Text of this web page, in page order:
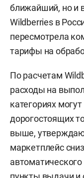
ближайший, но и
Wildberries в
пересмотрела
тарифы на
По расчетам
расходы на
категориях
дорогостоящих
выше,
маркетплейс